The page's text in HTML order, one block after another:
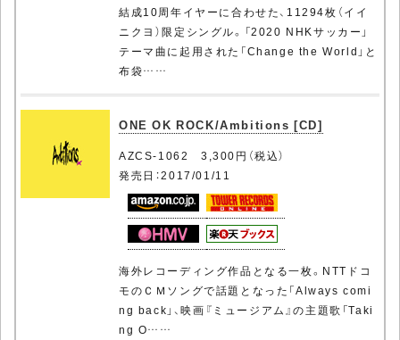
結成10周年イヤーに合わせた、11294枚（イイ
ニクヨ）限定シングル。「2020 NHKサッカー」
テーマ曲に起用された「Change the World」と
布袋……
ONE OK ROCK/Ambitions [CD]
AZCS-1062 3,300円（税込）
発売日：2017/01/11
海外レコーディング作品となる一枚。NTTドコ
モのＣＭソングで話題となった「Always comi
ng back」、映画『ミュージアム』の主題歌「Taki
ng O……